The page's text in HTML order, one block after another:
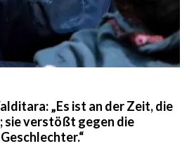
„Es ist an der Zeit, die
sie verstößt gegen die